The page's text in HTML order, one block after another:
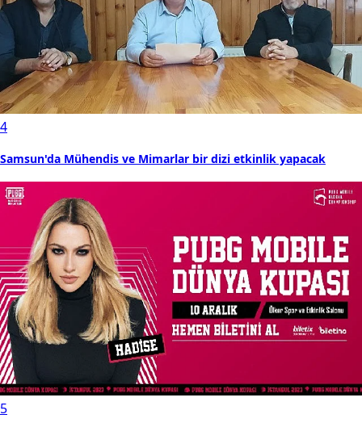
4
Samsun'da Mühendis ve Mimarlar bir dizi etkinlik yapacak
5